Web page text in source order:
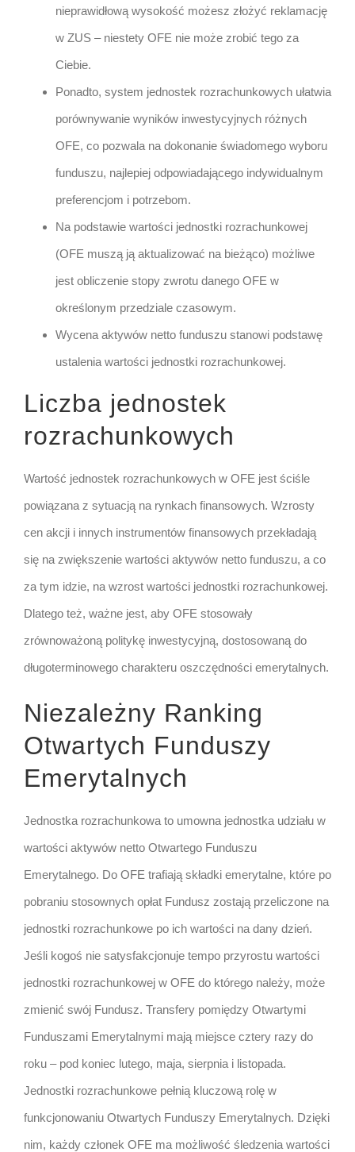
nieprawidłową wysokość możesz złożyć reklamację
w ZUS – niestety OFE nie może zrobić tego za
Ciebie.
Ponadto, system jednostek rozrachunkowych ułatwia
porównywanie wyników inwestycyjnych różnych
OFE, co pozwala na dokonanie świadomego wyboru
funduszu, najlepiej odpowiadającego indywidualnym
preferencjom i potrzebom.
Na podstawie wartości jednostki rozrachunkowej
(OFE muszą ją aktualizować na bieżąco) możliwe
jest obliczenie stopy zwrotu danego OFE w
określonym przedziale czasowym.
Wycena aktywów netto funduszu stanowi podstawę
ustalenia wartości jednostki rozrachunkowej.
Liczba jednostek
rozrachunkowych
Wartość jednostek rozrachunkowych w OFE jest ściśle
powiązana z sytuacją na rynkach finansowych. Wzrosty
cen akcji i innych instrumentów finansowych przekładają
się na zwiększenie wartości aktywów netto funduszu, a co
za tym idzie, na wzrost wartości jednostki rozrachunkowej.
Dlatego też, ważne jest, aby OFE stosowały
zrównoważoną politykę inwestycyjną, dostosowaną do
długoterminowego charakteru oszczędności emerytalnych.
Niezależny Ranking
Otwartych Funduszy
Emerytalnych
Jednostka rozrachunkowa to umowna jednostka udziału w
wartości aktywów netto Otwartego Funduszu
Emerytalnego. Do OFE trafiają składki emerytalne, które po
pobraniu stosownych opłat Fundusz zostają przeliczone na
jednostki rozrachunkowe po ich wartości na dany dzień.
Jeśli kogoś nie satysfakcjonuje tempo przyrostu wartości
jednostki rozrachunkowej w OFE do którego należy, może
zmienić swój Fundusz. Transfery pomiędzy Otwartymi
Funduszami Emerytalnymi mają miejsce cztery razy do
roku – pod koniec lutego, maja, sierpnia i listopada.
Jednostki rozrachunkowe pełnią kluczową rolę w
funkcjonowaniu Otwartych Funduszy Emerytalnych. Dzięki
nim, każdy członek OFE ma możliwość śledzenia wartości